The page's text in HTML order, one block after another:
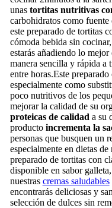
unas tortitas nutritivas
carbohidratos como
este preparado de tortitas
cómoda bebida sin
estarás añadiendo lo
manera sencilla y rápida a
entre horas.Este preparado
especialmente como
poco nutritivos de los
mejorar la calidad de su
proteicas de calidad a su
producto incrementa la
personas que busquen un
especialmente en dietas
preparado de tortitas con
disponible en sabor
nuestras cremas saludables
encontrarás deliciosas y
selección de dulces sin